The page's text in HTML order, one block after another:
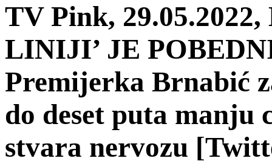
TV Pink,
LINIJI’ JE
Premijerka Brnabić
do deset puta manju
stvara nervozu